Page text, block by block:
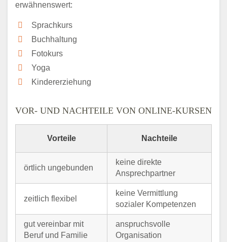
erwähnenswert:
Sprachkurs
Buchhaltung
Fotokurs
Yoga
Kindererziehung
VOR- UND NACHTEILE VON ONLINE-KURSEN
Vorteile Nachteile
örtlich ungebunden
keine direkte
Ansprechpartner
zeitlich flexibel
keine Vermittlung
sozialer Kompetenzen
gut vereinbar mit
Beruf und Familie
anspruchsvolle
Organisation